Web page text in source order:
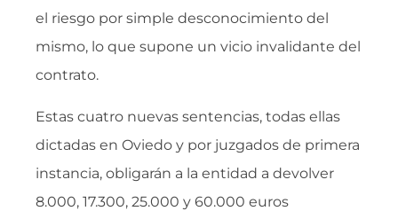
el riesgo por simple desconocimiento del
mismo, lo que supone un vicio invalidante del
contrato.
Estas cuatro nuevas sentencias, todas ellas
dictadas en Oviedo y por juzgados de primera
instancia, obligarán a la entidad a devolver
8.000, 17.300, 25.000 y 60.000 euros